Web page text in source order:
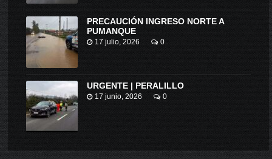
PRECAUCIÓN INGRESO NORTE A
PUMANQUE
17 julio, 2026 0
URGENTE | PERALILLO
17 junio, 2026 0